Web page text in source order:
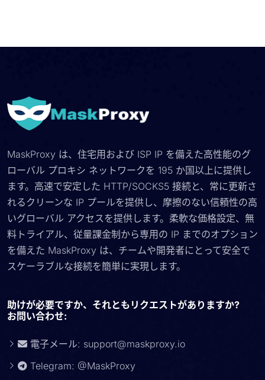
MaskProxy は、住宅用および ISP IP を備えた高性能のグ
ローバル プロキシ ネットワークを 195 か国以上に提供し
ます。高速で安定した HTTP/SOCKS5 接続と、常に更新さ
れるクリーンな IP プールを提供し、摩擦のない信頼性の高
いグローバル アクセスを提供します。柔軟な価格設定、無
料トライアル、従量課金制から専用の IP までのオプション
を備えた MaskProxy は、チームや開発者にとって安全で
スケーラブルな接続を簡単に実現します。
助けが必要ですか、それともリクエストがありますか?
お問い合わせ:
電子メール: support@maskproxy.io
Telegram: @MaskProxy